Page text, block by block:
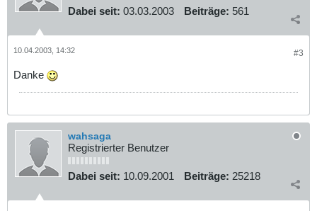
Dabei seit: 03.03.2003 Beiträge: 561
#3
10.04.2003, 14:32
Danke
wahsaga
Registrierter Benutzer
Dabei seit: 10.09.2001 Beiträge: 25218